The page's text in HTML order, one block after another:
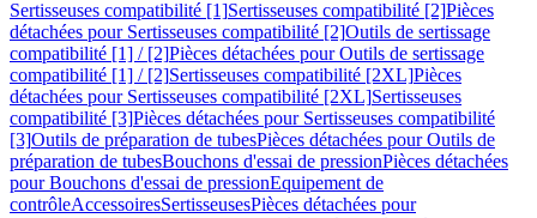
Sertisseuses compatibilité [1]Sertisseuses compatibilité [2]Pièces
détachées pour Sertisseuses compatibilité [2]Outils de sertissage
compatibilité [1] / [2]Pièces détachées pour Outils de sertissage
compatibilité [1] / [2]Sertisseuses compatibilité [2XL]Pièces
détachées pour Sertisseuses compatibilité [2XL]Sertisseuses
compatibilité [3]Pièces détachées pour Sertisseuses compatibilité
[3]Outils de préparation de tubesPièces détachées pour Outils de
préparation de tubesBouchons d'essai de pressionPièces détachées
pour Bouchons d'essai de pressionEquipement de
contrôleAccessoiresSertisseusesPièces détachées pour